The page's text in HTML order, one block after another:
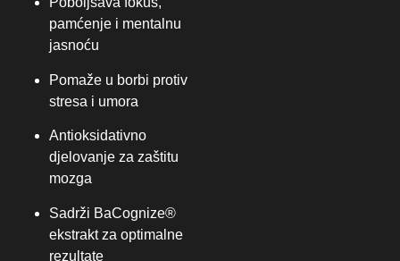
pamćenje i mentalnu
jasnoću
Pomaže u borbi protiv
stresa i umora
Antioksidativno
djelovanje za zaštitu
mozga
Sadrži BaCognize®
ekstrakt za optimalne
rezultate